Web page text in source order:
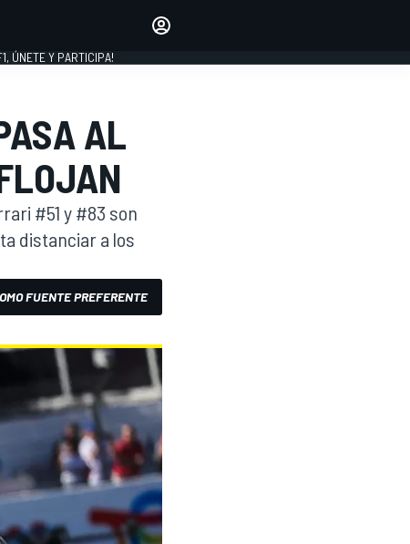
INICIAR SESIÓN
ÚNETE Y PARTICIPA!
AL
#51 y #83 son
distanciar a los
FUENTE PREFERENTE